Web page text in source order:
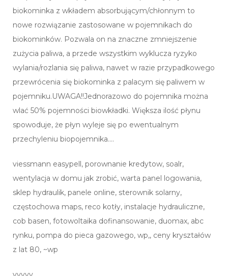
biokominka z wkładem absorbującym/chłonnym to
nowe rozwiązanie zastosowane w pojemnikach do
biokominków. Pozwala on na znaczne zmniejszenie
zużycia paliwa, a przede wszystkim wyklucza ryzyko
wylania/rozlania się paliwa, nawet w razie przypadkowego
przewrócenia się biokominka z palacym się paliwem w
pojemniku.UWAGA!!Jednorazowo do pojemnika można
wlać 50% pojemności biowkładki. Większa ilość płynu
spowoduje, że płyn wyleje się po ewentualnym
przechyleniu biopojemnika….
viessmann easypell, porownanie kredytow, soalr,
wentylacja w domu jak zrobić, warta panel logowania,
sklep hydraulik, panele online, sterownik solarny,
częstochowa maps, reco kotły, instalacje hydrauliczne,
cob basen, fotowoltaika dofinansowanie, duomax, abc
rynku, pompa do pieca gazowego, wp,, ceny kryształów
z lat 80, ~wp